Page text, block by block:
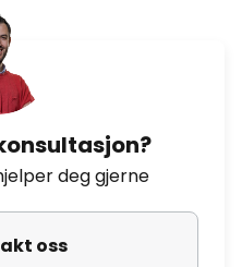
deg gjerne
oss